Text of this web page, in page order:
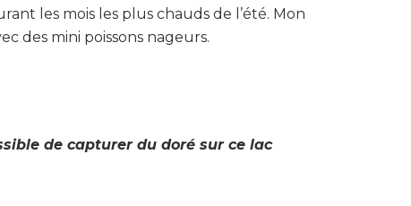
les mois les plus chauds de l’été. Mon
des mini poissons nageurs.
de capturer du doré sur ce lac